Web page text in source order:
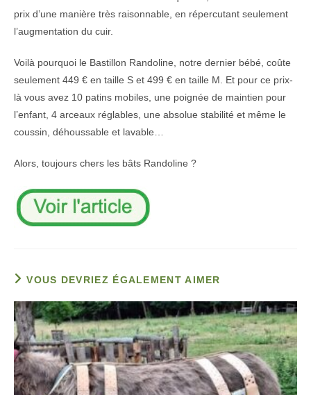
prix d’une manière très raisonnable, en répercutant seulement
l’augmentation du cuir.
Voilà pourquoi le Bastillon Randoline, notre dernier bébé, coûte
seulement 449 € en taille S et 499 € en taille M. Et pour ce prix-
là vous avez 10 patins mobiles, une poignée de maintien pour
l’enfant, 4 arceaux réglables, une absolue stabilité et même le
coussin, déhoussable et lavable…
Alors, toujours chers les bâts Randoline ?
VOUS DEVRIEZ ÉGALEMENT AIMER